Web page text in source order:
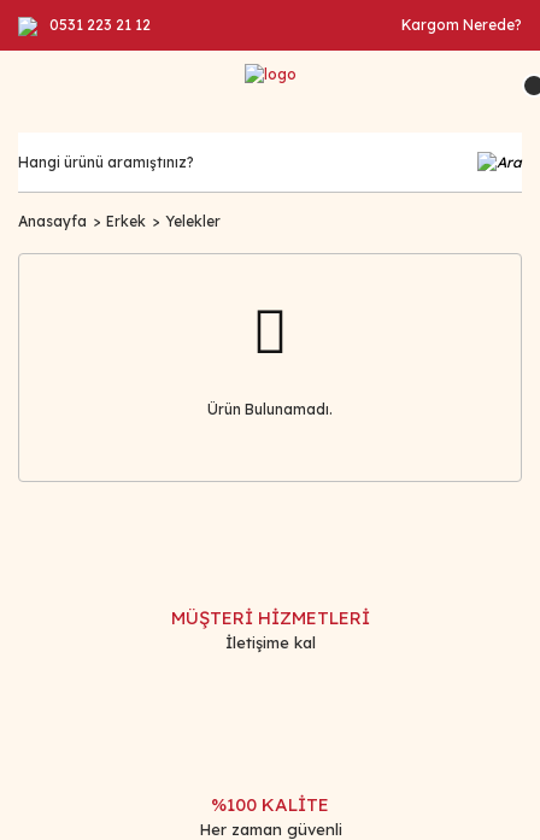
0531 223 21 12 Kargom Nerede?
Anasayfa Erkek Yelekler
Ürün Bulunamadı.
MÜŞTERİ HİZMETLERİ
İletişime kal
%100 KALİTE
Her zaman güvenli